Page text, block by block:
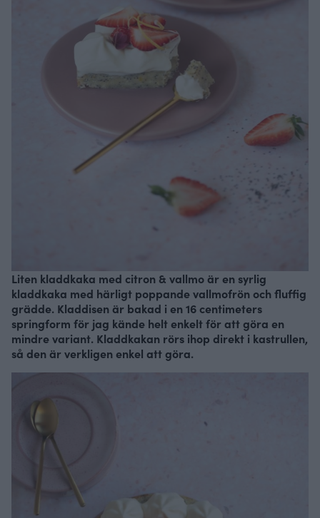
Liten kladdkaka med citron & vallmo är en syrlig
kladdkaka med härligt poppande vallmofrön och fluffig
grädde. Kladdisen är bakad i en 16 centimeters
springform för jag kände helt enkelt för att göra en
mindre variant. Kladdkakan rörs ihop direkt i kastrullen,
så den är verkligen enkel att göra.